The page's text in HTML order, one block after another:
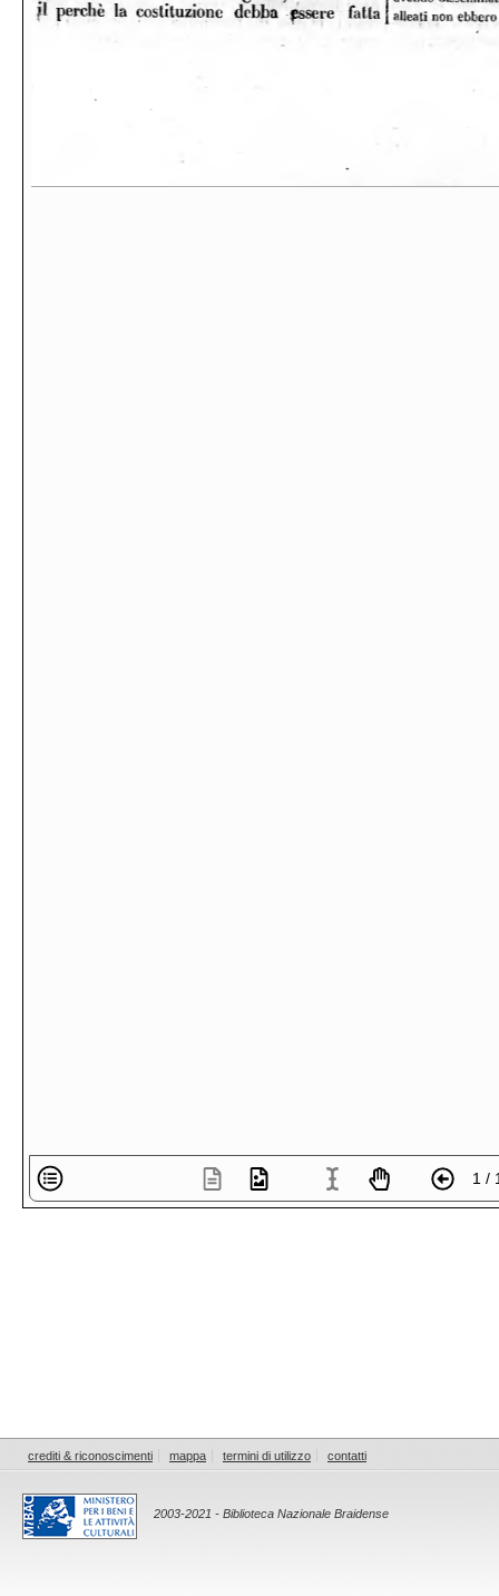
1 /
crediti & riconoscimenti mappa termini di utilizzo contatti
2003-2021 - Biblioteca Nazionale Braidense